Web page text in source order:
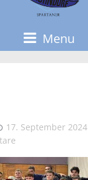
Menu
17. September 2024